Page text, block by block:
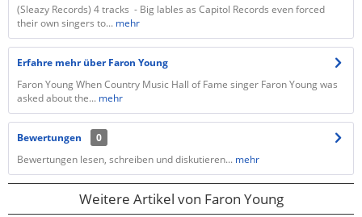
(Sleazy Records) 4 tracks - Big lables as Capitol Records even forced
their own singers to... mehr
Erfahre mehr über Faron Young
Faron Young When Country Music Hall of Fame singer Faron Young was
asked about the... mehr
Bewertungen
0
Bewertungen lesen, schreiben und diskutieren... mehr
Weitere Artikel von Faron Young